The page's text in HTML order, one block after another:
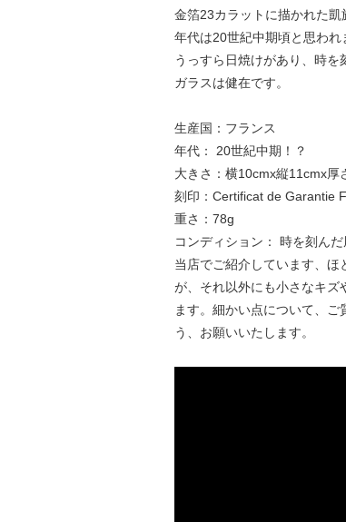
金箔23カラットに描かれた凱
年代は20世紀中期頃と思われ
うっすら日焼けがあり、時を
ガラスは健在です。
生産国：フランス
年代： 20世紀中期！？
大きさ：横10cmx縦11cmx厚
刻印：Certificat de Garantie
重さ：78g
コンディション： 時を刻んだ
当店でご紹介しています、
が、それ以外にも小さなキズ
ます。細かい点について、
う、お願いいたします。